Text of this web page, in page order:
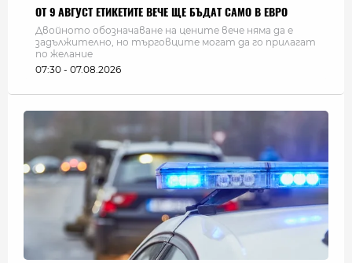
ОТ 9 АВГУСТ ЕТИКЕТИТЕ ВЕЧЕ ЩЕ БЪДАТ САМО В ЕВРО
Двойното обозначаване на цените вече няма да е
задължително, но търговците могат да го прилагат
по желание
07:30 - 07.08.2026